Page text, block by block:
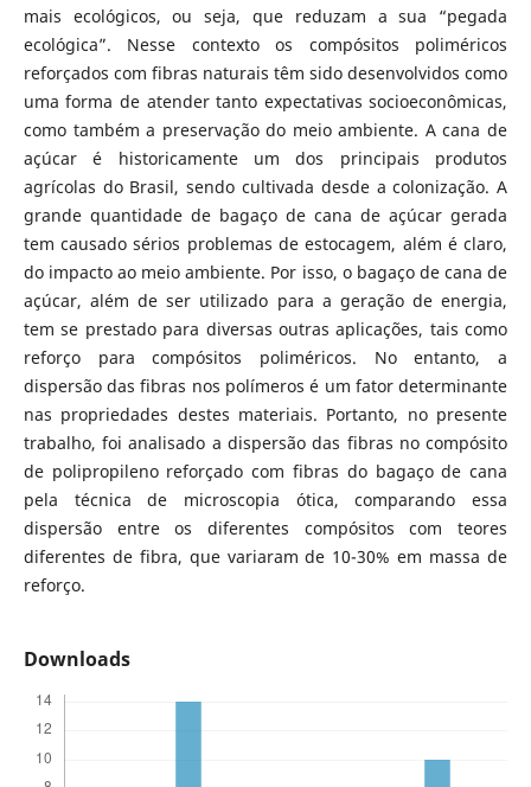
mais ecológicos, ou seja, que reduzam a sua “pegada
ecológica”. Nesse contexto os compósitos poliméricos
reforçados com fibras naturais têm sido desenvolvidos como
uma forma de atender tanto expectativas socioeconômicas,
como também a preservação do meio ambiente. A cana de
açúcar é historicamente um dos principais produtos
agrícolas do Brasil, sendo cultivada desde a colonização. A
grande quantidade de bagaço de cana de açúcar gerada
tem causado sérios problemas de estocagem, além é claro,
do impacto ao meio ambiente. Por isso, o bagaço de cana de
açúcar, além de ser utilizado para a geração de energia,
tem se prestado para diversas outras aplicações, tais como
reforço para compósitos poliméricos. No entanto, a
dispersão das fibras nos polímeros é um fator determinante
nas propriedades destes materiais. Portanto, no presente
trabalho, foi analisado a dispersão das fibras no compósito
de polipropileno reforçado com fibras do bagaço de cana
pela técnica de microscopia ótica, comparando essa
dispersão entre os diferentes compósitos com teores
diferentes de fibra, que variaram de 10-30% em massa de
reforço.
Downloads